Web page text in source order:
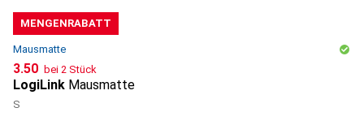
MENGENRABATT
Mausmatte
CHF
3.50 bei 2 Stück
LogiLink Mausmatte
S